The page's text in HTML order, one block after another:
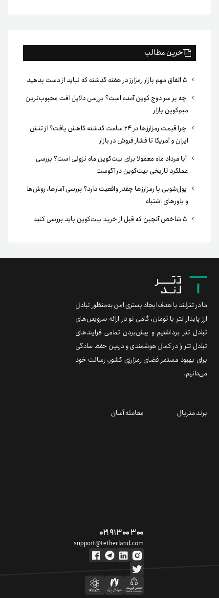
بوک
آخرین مطالب
چه بر سر دوج کوین آمده است؟ بررسی دلایل افت محبوب‌ترین
میم‌کوین بازار
چرا قیمت رمزارزها در ۲۴ ساعت گذشته کاهش یافت؟ از تنش
ایران و آمریکا تا فشار فروش در بازار
آیا مرداد ماه معمولا برای بیت‌کوین ماه نزولی است؟ بررسی
عملکرد تاریخی بیت‌کوین در آگوست
پول‌شویی با رمزارزها چقدر واقعیت دارد؟ بررسی آمارها، روش‌ها
و باورهای اشتباه
ما در تترلند با هدف ایجاد بستری امن به‌منظور تبادل
ارز پایدار تتر با تومان، گامی نو در ارائه سرویس‌های
تبادل تتر برداشتیم و پیش‌بردن تمامی فرایندهای
تبادل تتر را در کمال هوشمندی و درعین حفظ سادگی
برای بهبود مستمر فضای رمزارزی کشور، رسالت خود
می‌دانیم.
برند متریال معامله آسان
۰۲۱ ۹۱ ۳۰۰ ۳۰۰
support@tetherland.com